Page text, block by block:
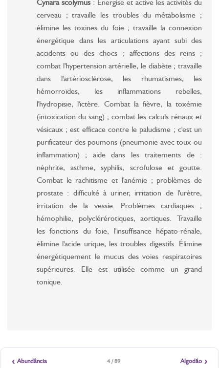
Cynara scolymus: Énergise et active les activités du
cerveau ; travaille les troubles du métabolisme ;
élimine les toxines du foie ; travaille la connexion
énergétique dans les articulations ayant subi des
accidents ou des chocs ; affections des reins ;
combat l'hypertension artérielle, le diabète ; travaille
dans l'artériosclérose, les rhumatismes, les
hémorroïdes, les inflammations rebelles,
l'hydropisie, l'ictère. Combat la fièvre, la toxémie
(intoxication du sang) ; combat les calculs rénaux et
vésicaux ; est efficace contre le paludisme ; c'est un
purificateur des poumons (pneumonie avec toux ou
inflammation) ; aide dans les traitements de :
néphrite, asthme, syphilis, scrofulose et goutte.
Combat le rachitisme et l'anémie ; problèmes de
prostate : difficulté à uriner, irritation de l'urètre,
irritation de la vessie. Problèmes cardiaques ;
hémophilie, polyclérérotiques, aortiques. Travaille
les fonctions du foie, l'insuffisance hépato-rénale,
élimine l'acide urique, les troubles digestifs. Élimine
énergétiquement le mucus des voies respiratoires
supérieures. Elle est utilisée comme un grand
tonique.
‹ Abundância 4 / 89 Algodão ›